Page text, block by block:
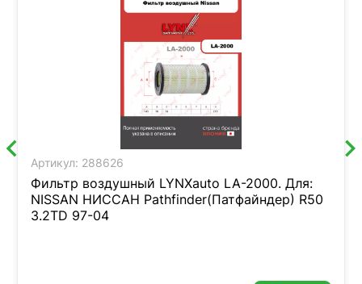
Артикул: 288626
Фильтр воздушный LYNXauto LA-2000. Для:
NISSAN НИССАН Pathfinder(Патфайндер) R50
3.2TD 97-04